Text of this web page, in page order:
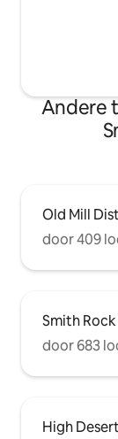
Andere
Old Mill
door 409
Smith
door 683
High